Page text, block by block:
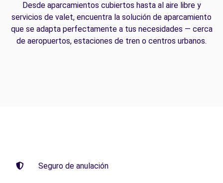
Desde aparcamientos cubiertos hasta al aire libre y
servicios de valet, encuentra la solución de aparcamiento
que se adapta perfectamente a tus necesidades — cerca
de aeropuertos, estaciones de tren o centros urbanos.
Seguro de anulación